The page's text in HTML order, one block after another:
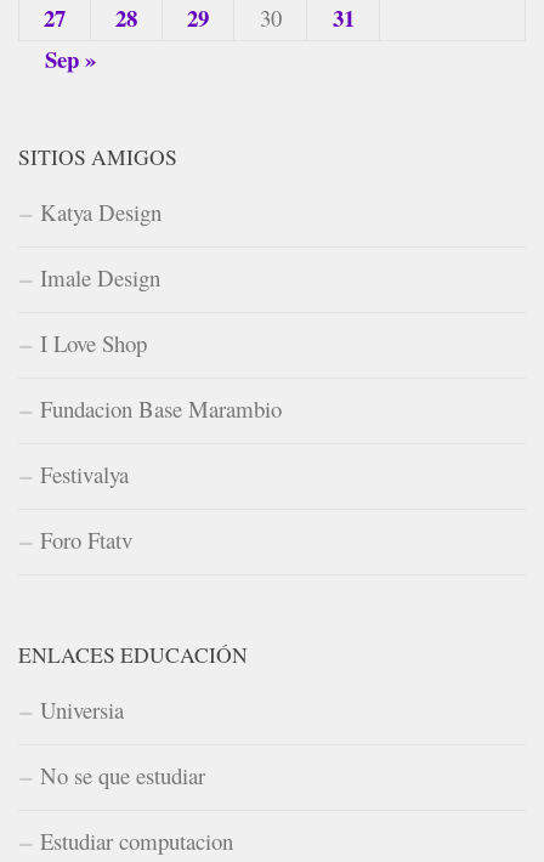
27
28 29 30
31
Sep »
SITIOS AMIGOS
Katya Design
Imale Design
I Love Shop
Fundacion Base Marambio
Festivalya
Foro Ftatv
ENLACES EDUCACIÓN
Universia
No se que estudiar
Estudiar computacion